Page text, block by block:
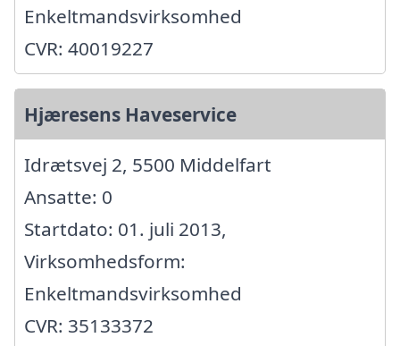
Enkeltmandsvirksomhed
CVR: 40019227
Hjæresens Haveservice
Idrætsvej 2, 5500 Middelfart
Ansatte: 0
Startdato: 01. juli 2013,
Virksomhedsform:
Enkeltmandsvirksomhed
CVR: 35133372